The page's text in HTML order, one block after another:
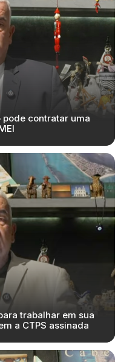
contratar uma
trabalhar em sua
a CTPS assinada